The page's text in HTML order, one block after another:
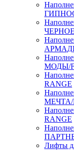
МОДЫ/
RANGE
МЕЧТА/
RANGE
Лифты